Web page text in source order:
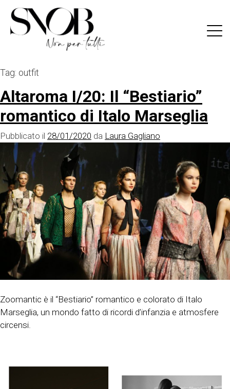
content
Tag: outfit
Altaroma I/20: Il “Bestiario”
romantico di Italo Marseglia
Pubblicato il 28/01/2020 da Laura Gagliano
Zoomantic è il “Bestiario” romantico e colorato di Italo
Marseglia, un mondo fatto di ricordi d’infanzia e atmosfere
circensi.